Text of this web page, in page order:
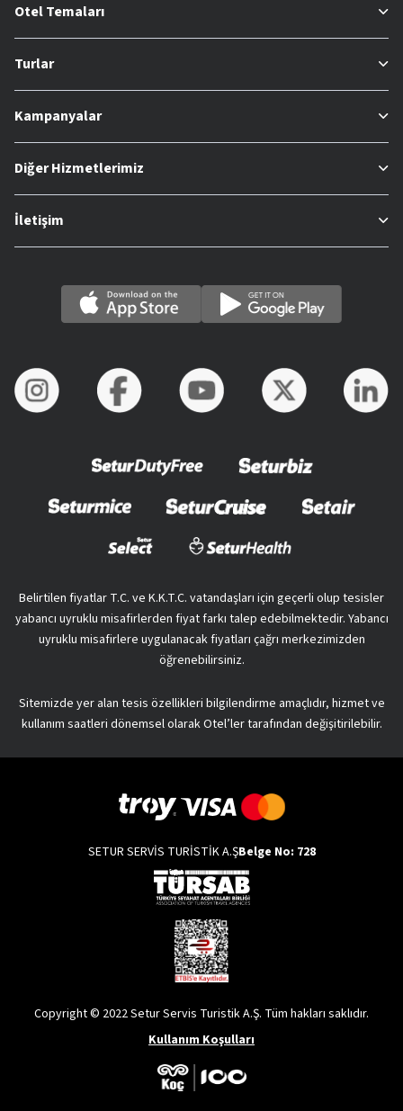
Otel Temaları
Turlar
Kampanyalar
Diğer Hizmetlerimiz
İletişim
Belirtilen fiyatlar T.C. ve K.K.T.C. vatandaşları için geçerli olup tesisler
yabancı uyruklu misafirlerden fiyat farkı talep edebilmektedir. Yabancı
uyruklu misafirlere uygulanacak fiyatları çağrı merkezimizden
öğrenebilirsiniz.
Sitemizde yer alan tesis özellikleri bilgilendirme amaçlıdır, hizmet ve
kullanım saatleri dönemsel olarak Otel’ler tarafından değişitirilebilir.
SETUR SERVİS TURİSTİK A.ŞBelge No: 728
Copyright © 2022 Setur Servis Turistik A.Ş. Tüm hakları saklıdır.
Kullanım Koşulları